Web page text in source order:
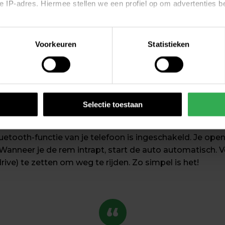
IP-adres. Hiermee stellen we een profiel op om advertenties
is ook direct te bezoeken via
https://
die uw gegevens kunnen ontvangen en verwerken.
Voorkeuren Statistieken
Selectie toestaan
planner
is de eerste Greenwheels-auto die volledig
en werkt dus net iets anders dan je misschien
functie van je telefoon is ingeschakeld. Je
je de rem intrapt, start de auto automatisch.
te zetten om weg te rijden. Zo simpel is het!
“